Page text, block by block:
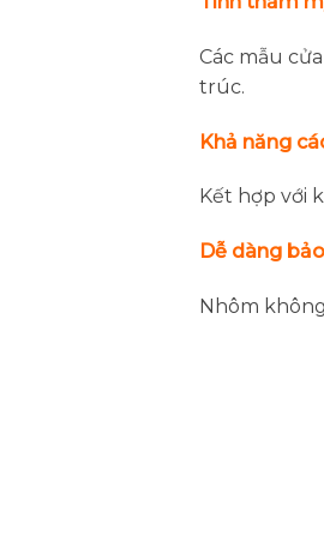
Các mẫu
trúc.
Khả năng
Kết hợp với
Dễ dàng
Nhôm